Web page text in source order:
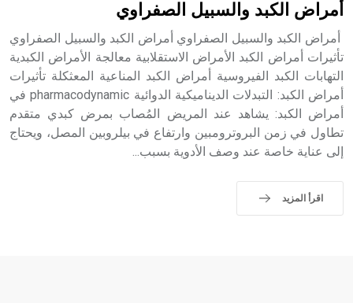
أمراض الكبد والسبيل الصفراوي
أمراض الكبد والسبيل الصفراوي أمراض الكبد والسبيل الصفراوي
تأثيرات أمراض الكبد الأمراض الاستقلابية معالجة الأمراض الكبدية
التهابات الكبد الفيروسية أمراض الكبد المناعية المعثكلة تأثيرات
أمراض الكبد: التبدلات الديناميكية الدوائية pharmacodynamic في
أمراض الكبد: يشاهد عند المريض المُصاب بمرض كبدي متقدم
تطاول في زمن البروترومبين وارتفاع في بيلروبين المصل، ويحتاج
إلى عناية خاصة عند وصف الأدوية بسبب...
اقرأ المزيد